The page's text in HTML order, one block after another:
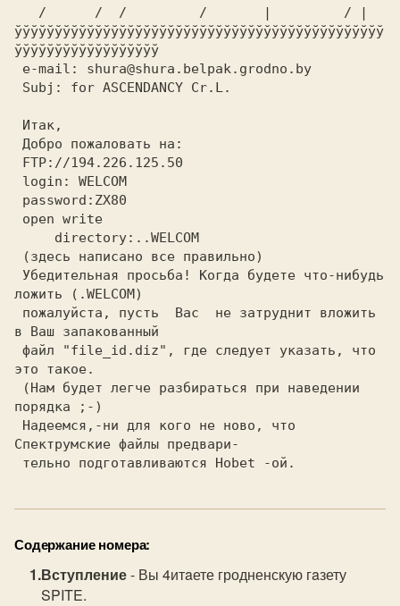
ўўўўўўўўўўўўўўўўўўўўўўўўўўўўўўўўўўўўўўўўўўўўўў
ўўўўўўўўўўўўўўўўўў
ложить (.WELCOM)
в Ваш запакованный
это такое.
порядка ;-)
Спектрумские файлы пpедваpи-
тельно подготавливаются Hobet -ой.
Содержание номера:
Вступление- Вы 4итaете гродненскую гaзету
SPITE.